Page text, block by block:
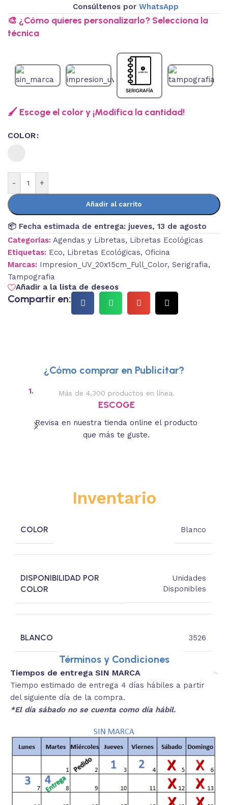
Consúltenos por WhatsApp
🎨 ¿Cómo quieres personalizarlo? Selecciona la
técnica
🖌️ Escoge el color y ¡Modifica la cantidad!
COLOR
- +
Añadir al carrito
📦 Fecha estimada de entrega: jueves, 13 de agosto
Categorías: Agendas y Libretas, Libretas Ecológicas
Etiquetas: Eco, Libretas Ecológicas, Oficina
Marcas: Impresion_UV_20x15cm_Full_Color, Serigrafia,
Tampografia
Añadir a la lista de deseos
Compartir en:
¿Cómo comprar en Publicitar?
1. Más de 4,300 productos en línea.
ESCOGE
Revisa en nuestra tienda online el producto
que más te guste.
Inventario
COLOR Blanco
DISPONIBILIDAD POR
COLOR
Unidades
Disponibles
BLANCO 3526
Términos y Condiciones
Tiempos de entrega SIN MARCA
Tiempo estimado de entrega 4 días hábiles a partir
del siguiente día de la compra.
*El día sábado no se cuenta como día hábil.